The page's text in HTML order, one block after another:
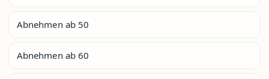
Abnehmen ab 50
Abnehmen ab 60